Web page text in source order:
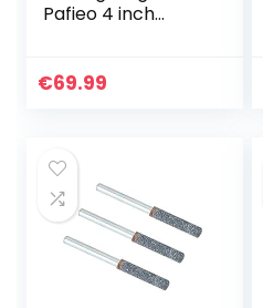
Pafieo 4 inch
Elektrische
€69.99